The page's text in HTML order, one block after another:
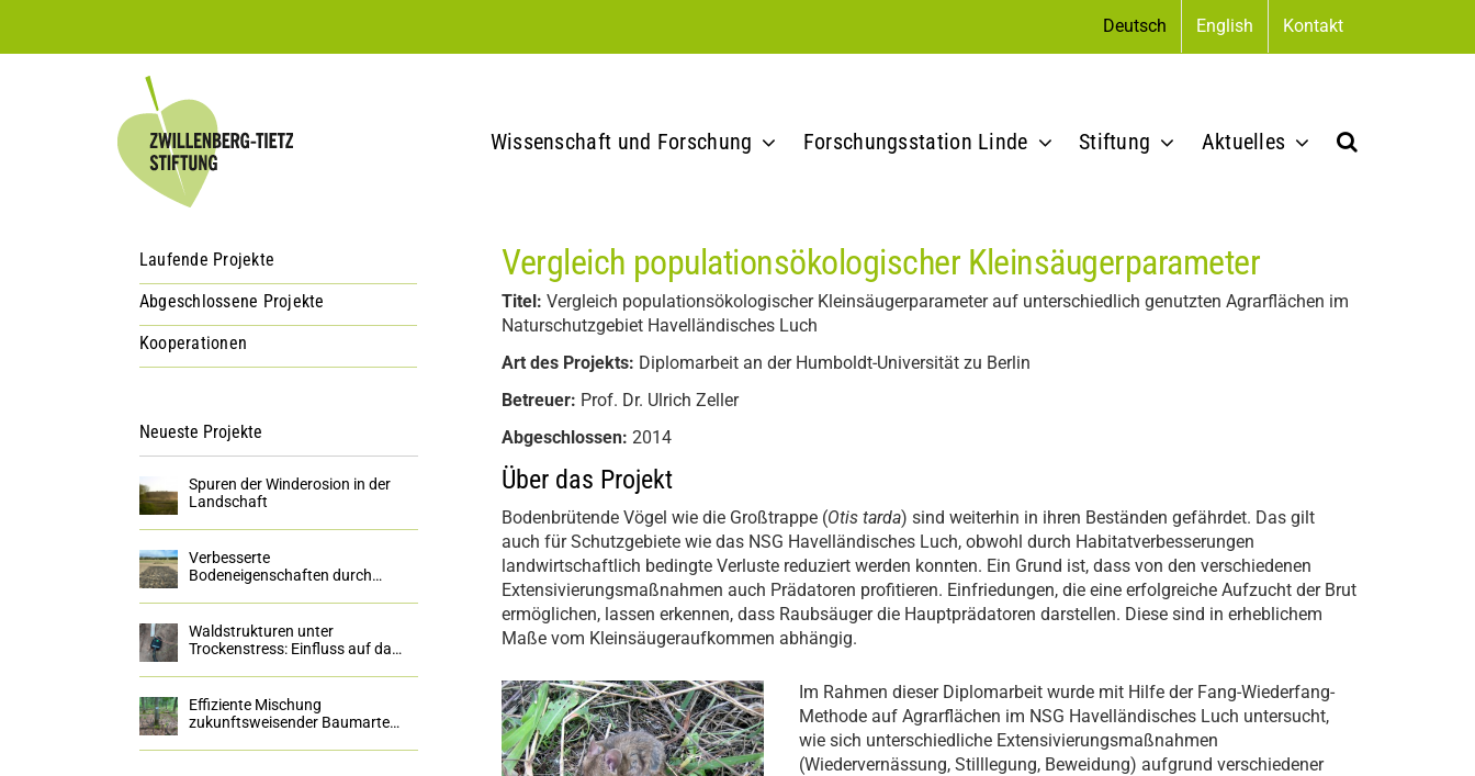
springen
Deutsch English Kontakt
Wissenschaft und Forschung Forschungsstation Linde Stiftung Aktuelles
Vergleich populationsökologischer Kleinsäugerparameter
Titel: Vergleich populationsökologischer Kleinsäugerparameter auf unterschiedlich genutzten Agrarflächen im
Naturschutzgebiet Havelländisches Luch
Art des Projekts: Diplomarbeit an der Humboldt-Universität zu Berlin
Betreuer: Prof. Dr. Ulrich Zeller
Abgeschlossen: 2014
Über das Projekt
Bodenbrütende Vögel wie die Großtrappe (Otis tarda) sind weiterhin in ihren Beständen gefährdet. Das gilt
auch für Schutzgebiete wie das NSG Havelländisches Luch, obwohl durch Habitatverbesserungen
landwirtschaftlich bedingte Verluste reduziert werden konnten. Ein Grund ist, dass von den verschiedenen
Extensivierungsmaßnahmen auch Prädatoren profitieren. Einfriedungen, die eine erfolgreiche Aufzucht der Brut
ermöglichen, lassen erkennen, dass Raubsäuger die Hauptprädatoren darstellen. Diese sind in erheblichem
Maße vom Kleinsäugeraufkommen abhängig.
Im Rahmen dieser Diplomarbeit wurde mit Hilfe der Fang-Wiederfang-
Methode auf Agrarflächen im NSG Havelländisches Luch untersucht,
wie sich unterschiedliche Extensivierungsmaßnahmen
(Wiedervernässung, Stilllegung, Beweidung) aufgrund verschiedener
Laufende Projekte
Abgeschlossene Projekte
Kooperationen
Neueste Projekte
Spuren der Winderosion in der
Landschaft
Verbesserte
Bodeneigenschaften durch
Waldstrukturen unter
Trockenstress: Einfluss auf das
Effiziente Mischung
zukunftsweisender Baumarten